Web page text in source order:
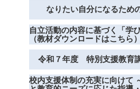
なりたい自分になるため
自立活動の内容に基づく「学
（教材ダウンロードはこちら）
令和７年度 特別支援教育
校内支援体制の充実に向けて